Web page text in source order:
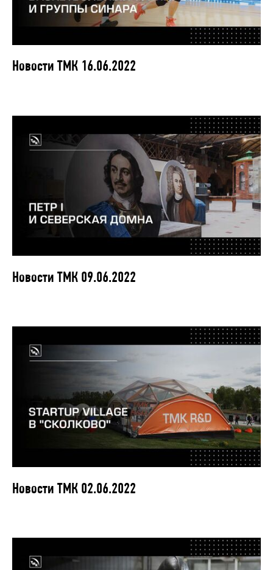
Новости ТМК 16.06.2022
Новости ТМК 09.06.2022
Новости ТМК 02.06.2022